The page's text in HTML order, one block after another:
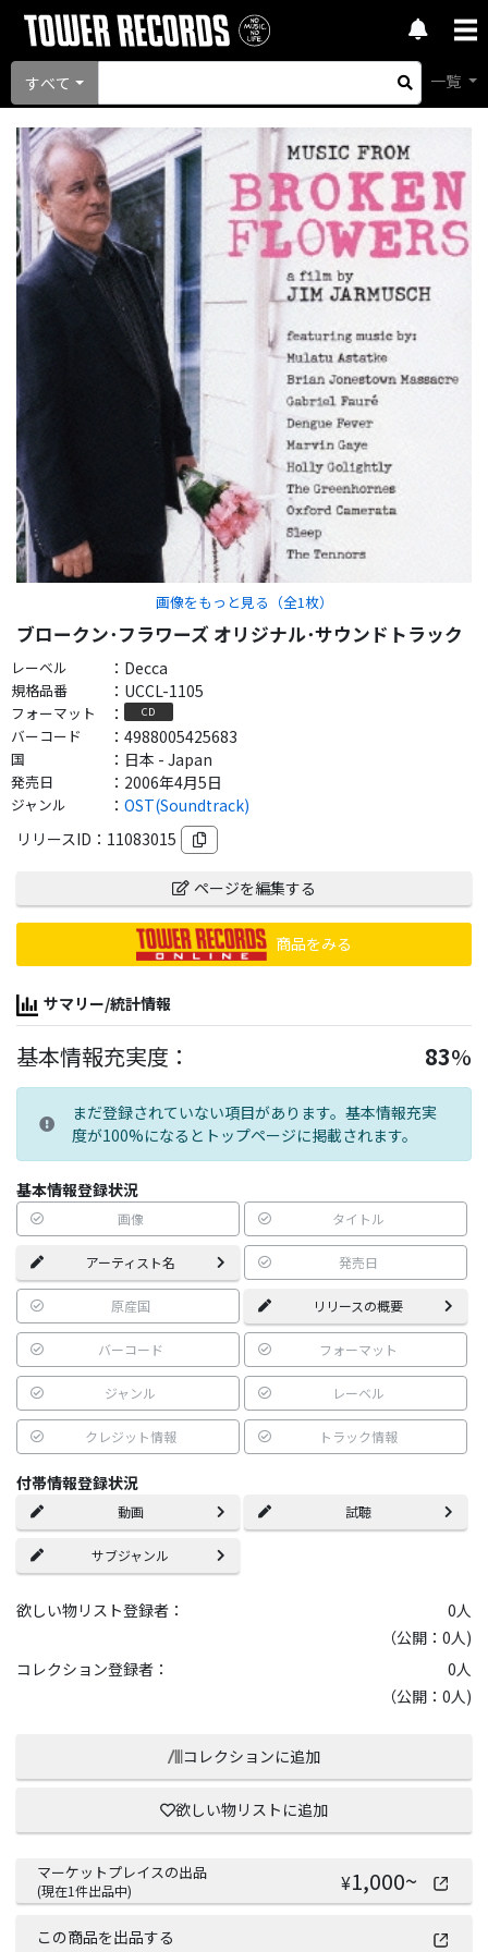
すべて 一覧
画像をもっと見る（全1 枚）
ブロークン･フラワーズ オリジナル･サウンドトラック
レーベル ： Decca
規格品番 ： UCCL-1105
フォーマット ： CD
バーコード ： 4988005425683
国 ： 日本 - Japan
発売日 ： 2006年4月5日
ジャンル ： OST(Soundtrack)
リリースID： 11083015
ページを編集する
商品をみる
サマリー/統計情報
基本情報充実度： 83%
まだ登録されていない項目があります。基本情報充実
度が100%になるとトップページに掲載されます。
基本情報登録状況
画像 タイトル
アーティスト名 発売日
原産国 リリースの概要
バーコード フォーマット
ジャンル レーベル
クレジット情報 トラック情報
付帯情報登録状況
動画 試聴
サブジャンル
欲しい物リスト登録者： 0人
（公開：0人)
コレクション登録者：
0人
（公開：0人)
コレクションに追加
欲しい物リストに追加
マーケットプレイスの出品
(現在1件出品中) ¥1,000~
この商品を出品する